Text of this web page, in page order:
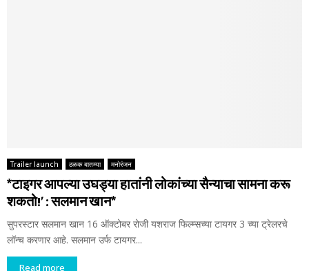
Trailer launch ठळक बातम्या मनोरंजन
*टाइगर आपल्या उघड्या हातांनी लोकांच्या सैन्याचा सामना करू
शकतो!’ : सलमान खान*
सुपरस्टार सलमान खान 16 ऑक्टोबर रोजी यशराज फिल्म्सच्या टायगर 3 च्या ट्रेलरचे
लॉन्च करणार आहे. सलमान उर्फ टायगर...
Read more